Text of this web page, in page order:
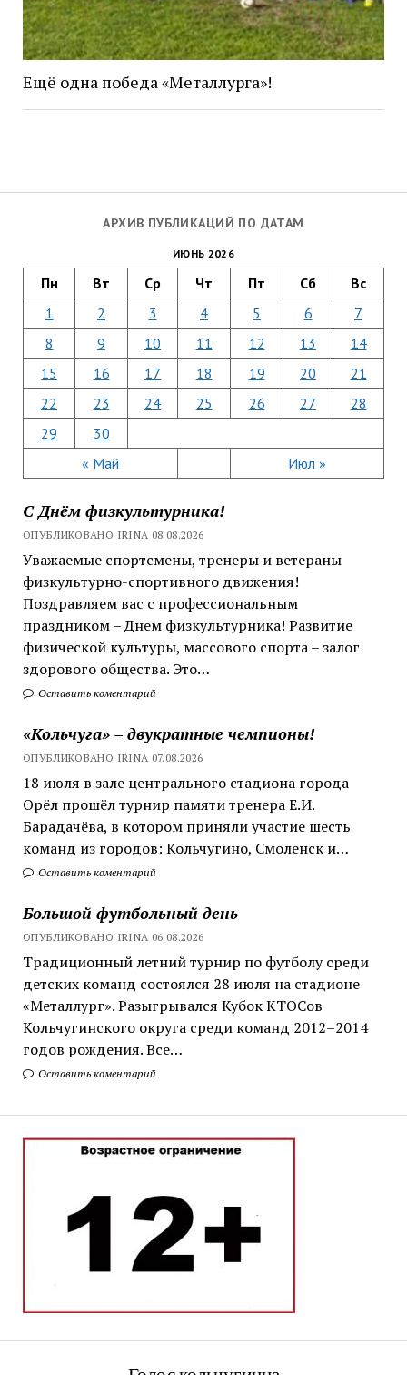
АРХИВ ПУБЛИКАЦИЙ ПО ДАТАМ
ИЮНЬ 2026
Пн Вт Ср Чт Пт Сб Вс
« Май Июл »
1 2 3 4 5 6
7
8
9 10 11 12 13
14
15
16 17 18 19 20
21
22
23 24 25 26 27
28
29
30
С Днём физкультурника!
ОПУБЛИКОВАНО IRINA 08.08.2026
Уважаемые спортсмены, тренеры и ветераны
физкультурно-спортивного движения!
Поздравляем вас с профессиональным
праздником – Днем физкультурника! Развитие
физической культуры, массового спорта – залог
здорового общества. Это…
Оставить коментарий
«Кольчуга» – двукратные чемпионы!
ОПУБЛИКОВАНО IRINA 07.08.2026
18 июля в зале центрального стадиона города
Орёл прошёл турнир памяти тренера Е.И.
Барадачёва, в котором приняли участие шесть
команд из городов: Кольчугино, Смоленск и…
Оставить коментарий
Большой футбольный день
ОПУБЛИКОВАНО IRINA 06.08.2026
Традиционный летний турнир по футболу среди
детских команд состоялся 28 июля на стадионе
«Металлург». Разыгрывался Кубок КТОСов
Кольчугинского округа среди команд 2012–2014
годов рождения. Все…
Оставить коментарий
Ещё одна победа «Металлурга»!